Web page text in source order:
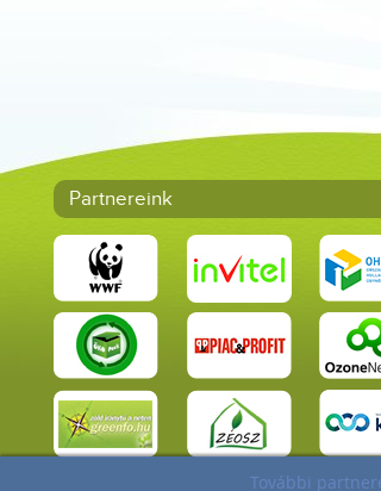
Partnereink
További